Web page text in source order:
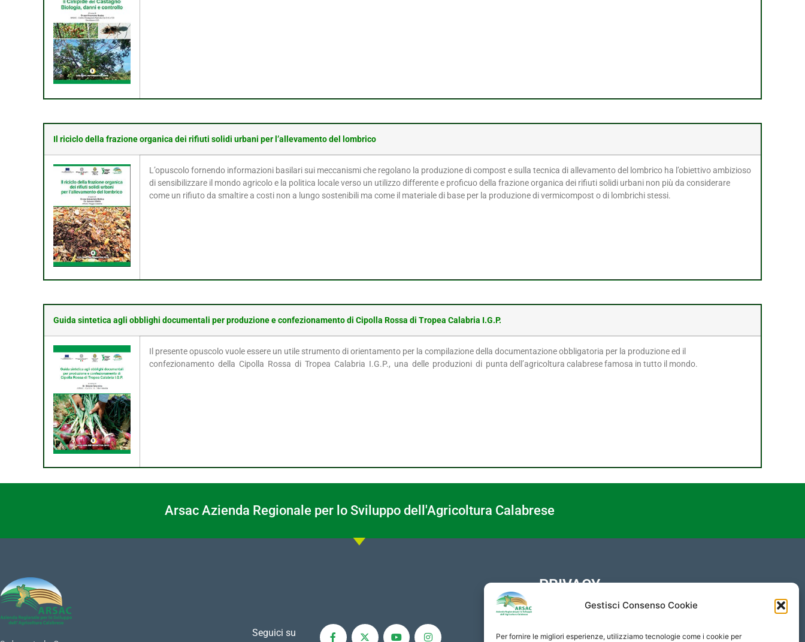
Gestisci Consenso Cookie
Per fornire le migliori esperienze, utilizziamo tecnologie come i cookie per
Il riciclo della frazione organica dei rifiuti solidi urbani per l’allevamento del lombrico
L’opuscolo fornendo informazioni basilari sui meccanismi che regolano la produzione di compost e sulla tecnica di allevamento del lombrico ha l’obiettivo ambizioso
di sensibilizzare il mondo agricolo e la politica locale verso un utilizzo differente e proficuo della frazione organica dei rifiuti solidi urbani non più da considerare
come un rifiuto da smaltire a costi non a lungo sostenibili ma come il materiale di base per la produzione di vermicompost o di lombrichi stessi.
Guida sintetica agli obblighi documentali per produzione e confezionamento di Cipolla Rossa di Tropea Calabria I.G.P.
Il presente opuscolo vuole essere un utile strumento di orientamento per la compilazione della documentazione obbligatoria per la produzione ed il
confezionamento della Cipolla Rossa di Tropea Calabria I.G.P., una delle produzioni di punta dell’agricoltura calabrese famosa in tutto il mondo.
Arsac Azienda Regionale per lo Sviluppo dell'Agricoltura Calabrese
Seguici su
PRIVACY
Informativa Privacy